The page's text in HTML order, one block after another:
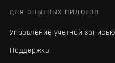
ДЛЯ ОПЫТНЫХ ПИЛОТОВ
Управление учетной записью
Поддержка